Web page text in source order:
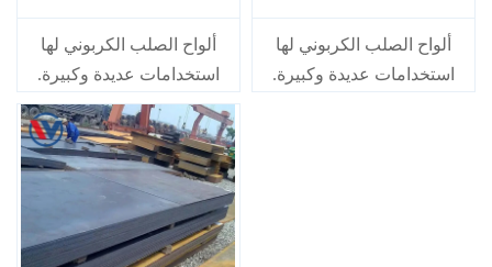
Q235
ألواح الصلب الكربوني لها
استخدامات عديدة وكبيرة.
وهي تستخدم بشكل رئيسي
في السكك الحديدية والجسور
ومشاريع البناء المختلفة
لتصنيع المكونات المعدنية
المختلفة التي تتحمل الأحمال
الساكنة، والأجزاء الميكانيكية
الكربوني
ألواح الصلب الكربوني لها
استخدامات عديدة وكبيرة.